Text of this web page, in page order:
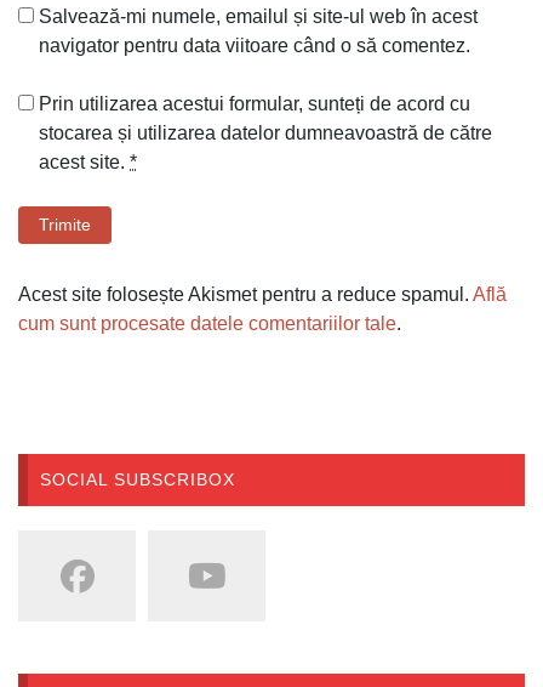
Salvează-mi numele, emailul și site-ul web în acest
navigator pentru data viitoare când o să comentez.
Prin utilizarea acestui formular, sunteți de acord cu
stocarea și utilizarea datelor dumneavoastră de către
acest site. *
Trimite
Acest site folosește Akismet pentru a reduce spamul. Află
cum sunt procesate datele comentariilor tale.
SOCIAL SUBSCRIBOX